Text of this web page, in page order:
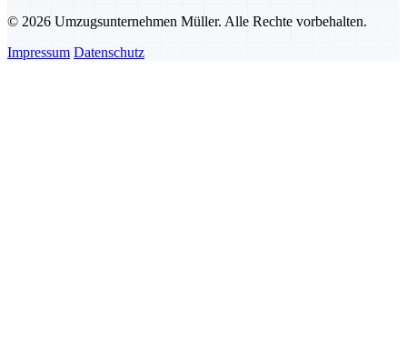
© 2026 Umzugsunternehmen Müller. Alle Rechte vorbehalten.
Impressum Datenschutz